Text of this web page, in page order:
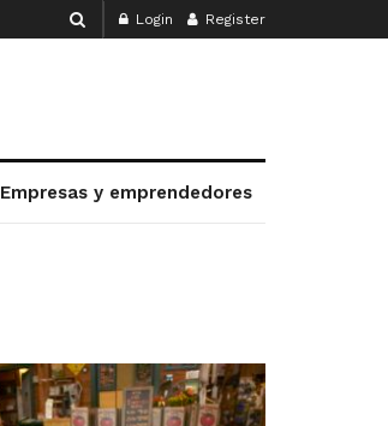
Login Register
Empresas y emprendedores